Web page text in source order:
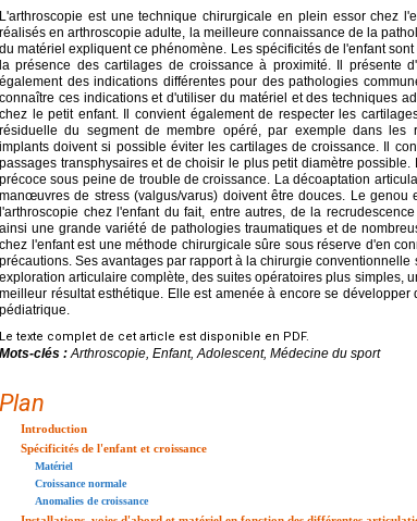
L'arthroscopie est une technique chirurgicale en plein essor chez
réalisés en arthroscopie adulte, la meilleure connaissance de la
du matériel expliquent ce phénomène. Les spécificités de l'enfant
la présence des cartilages de croissance à proximité. Il présente
également des indications différentes pour des pathologies
connaître ces indications et d'utiliser du matériel et des techniques
chez le petit enfant. Il convient également de respecter les
résiduelle du segment de membre opéré, par exemple dans les
implants doivent si possible éviter les cartilages de croissance. Il
passages transphysaires et de choisir le plus petit diamètre
précoce sous peine de trouble de croissance. La décoaptation
manœuvres de stress (valgus/varus) doivent être douces. Le
l'arthroscopie chez l'enfant du fait, entre autres, de la
ainsi une grande variété de pathologies traumatiques et de
chez l'enfant est une méthode chirurgicale sûre sous réserve d'en
précautions. Ses avantages par rapport à la chirurgie
exploration articulaire complète, des suites opératoires plus simples,
meilleur résultat esthétique. Elle est amenée à encore se
pédiatrique.
Le texte complet de cet article est disponible en PDF.
Mots-clés : Arthroscopie, Enfant, Adolescent, Médecine du sport
Plan
Introduction
Spécificités de l'enfant et croissance
Matériel
Croissance normale
Anomalies de croissance